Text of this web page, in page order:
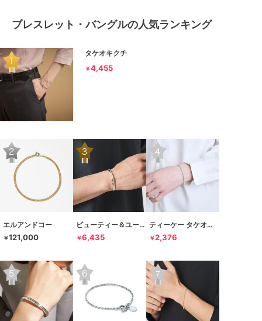
ブレスレット・バングルの人気ランキング
タケオキクチ
￥4,455
エルアンドコー
￥121,000
ビューティー＆ユース ユナイテッドアローズ
￥6,435
ティーケー タケオキクチ
￥2,376